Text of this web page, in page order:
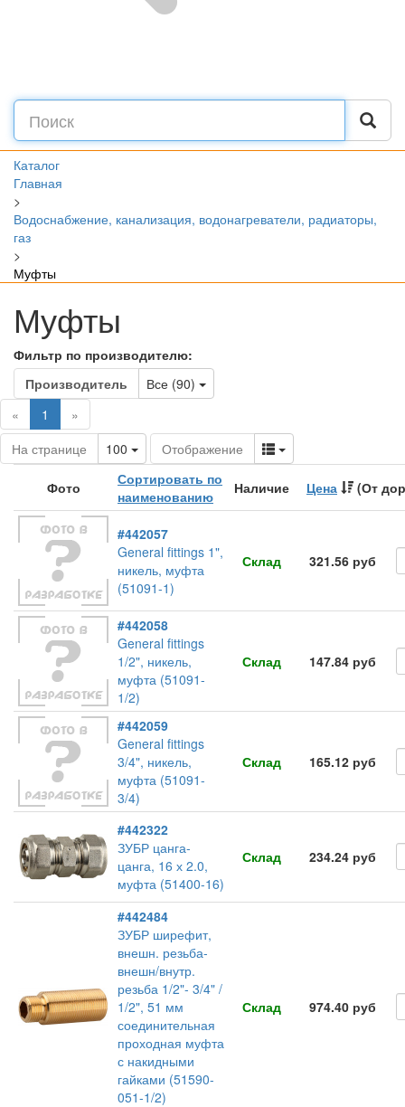
Каталог
Главная
>
Водоснабжение, канализация, водонагреватели, радиаторы,
газ
>
Муфты
Муфты
Фильтр по производителю:
Производитель
Все (90) Toggle Dropdown
«
1 (current)
»
На странице
100 Toggle Dropdown
Отображение Toggle Dropdown
Фото
Сортировать по
наименованию
Наличие Цена (От
#442057
General fittings 1",
никель, муфта
(51091-1)
Склад 321.56 руб
#442058
General fittings
1/2", никель,
муфта (51091-
1/2)
Склад 147.84 руб
#442059
General fittings
3/4", никель,
муфта (51091-
3/4)
Склад 165.12 руб
#442322
ЗУБР цанга-
цанга, 16 х 2.0,
муфта (51400-16)
Склад 234.24 руб
#442484
ЗУБР ширефит,
внешн. резьба-
внешн/внутр.
резьба 1/2"- 3/4" /
1/2", 51 мм
соединительная
проходная муфта
с накидными
гайками (51590-
051-1/2)
Склад 974.40 руб